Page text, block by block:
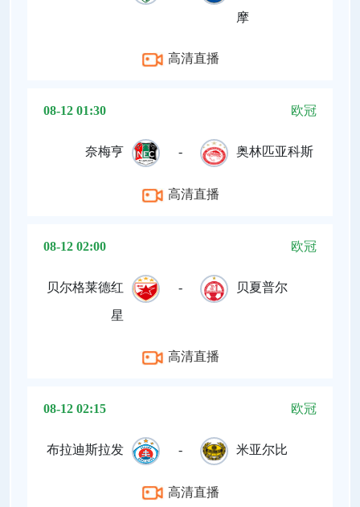
摩
高清直播
08-12 01:30 欧冠
奈梅亨 - 奥林匹亚科斯
高清直播
08-12 02:00 欧冠
贝尔格莱德红
星
- 贝夏普尔
高清直播
08-12 02:15 欧冠
布拉迪斯拉发 - 米亚尔比
高清直播